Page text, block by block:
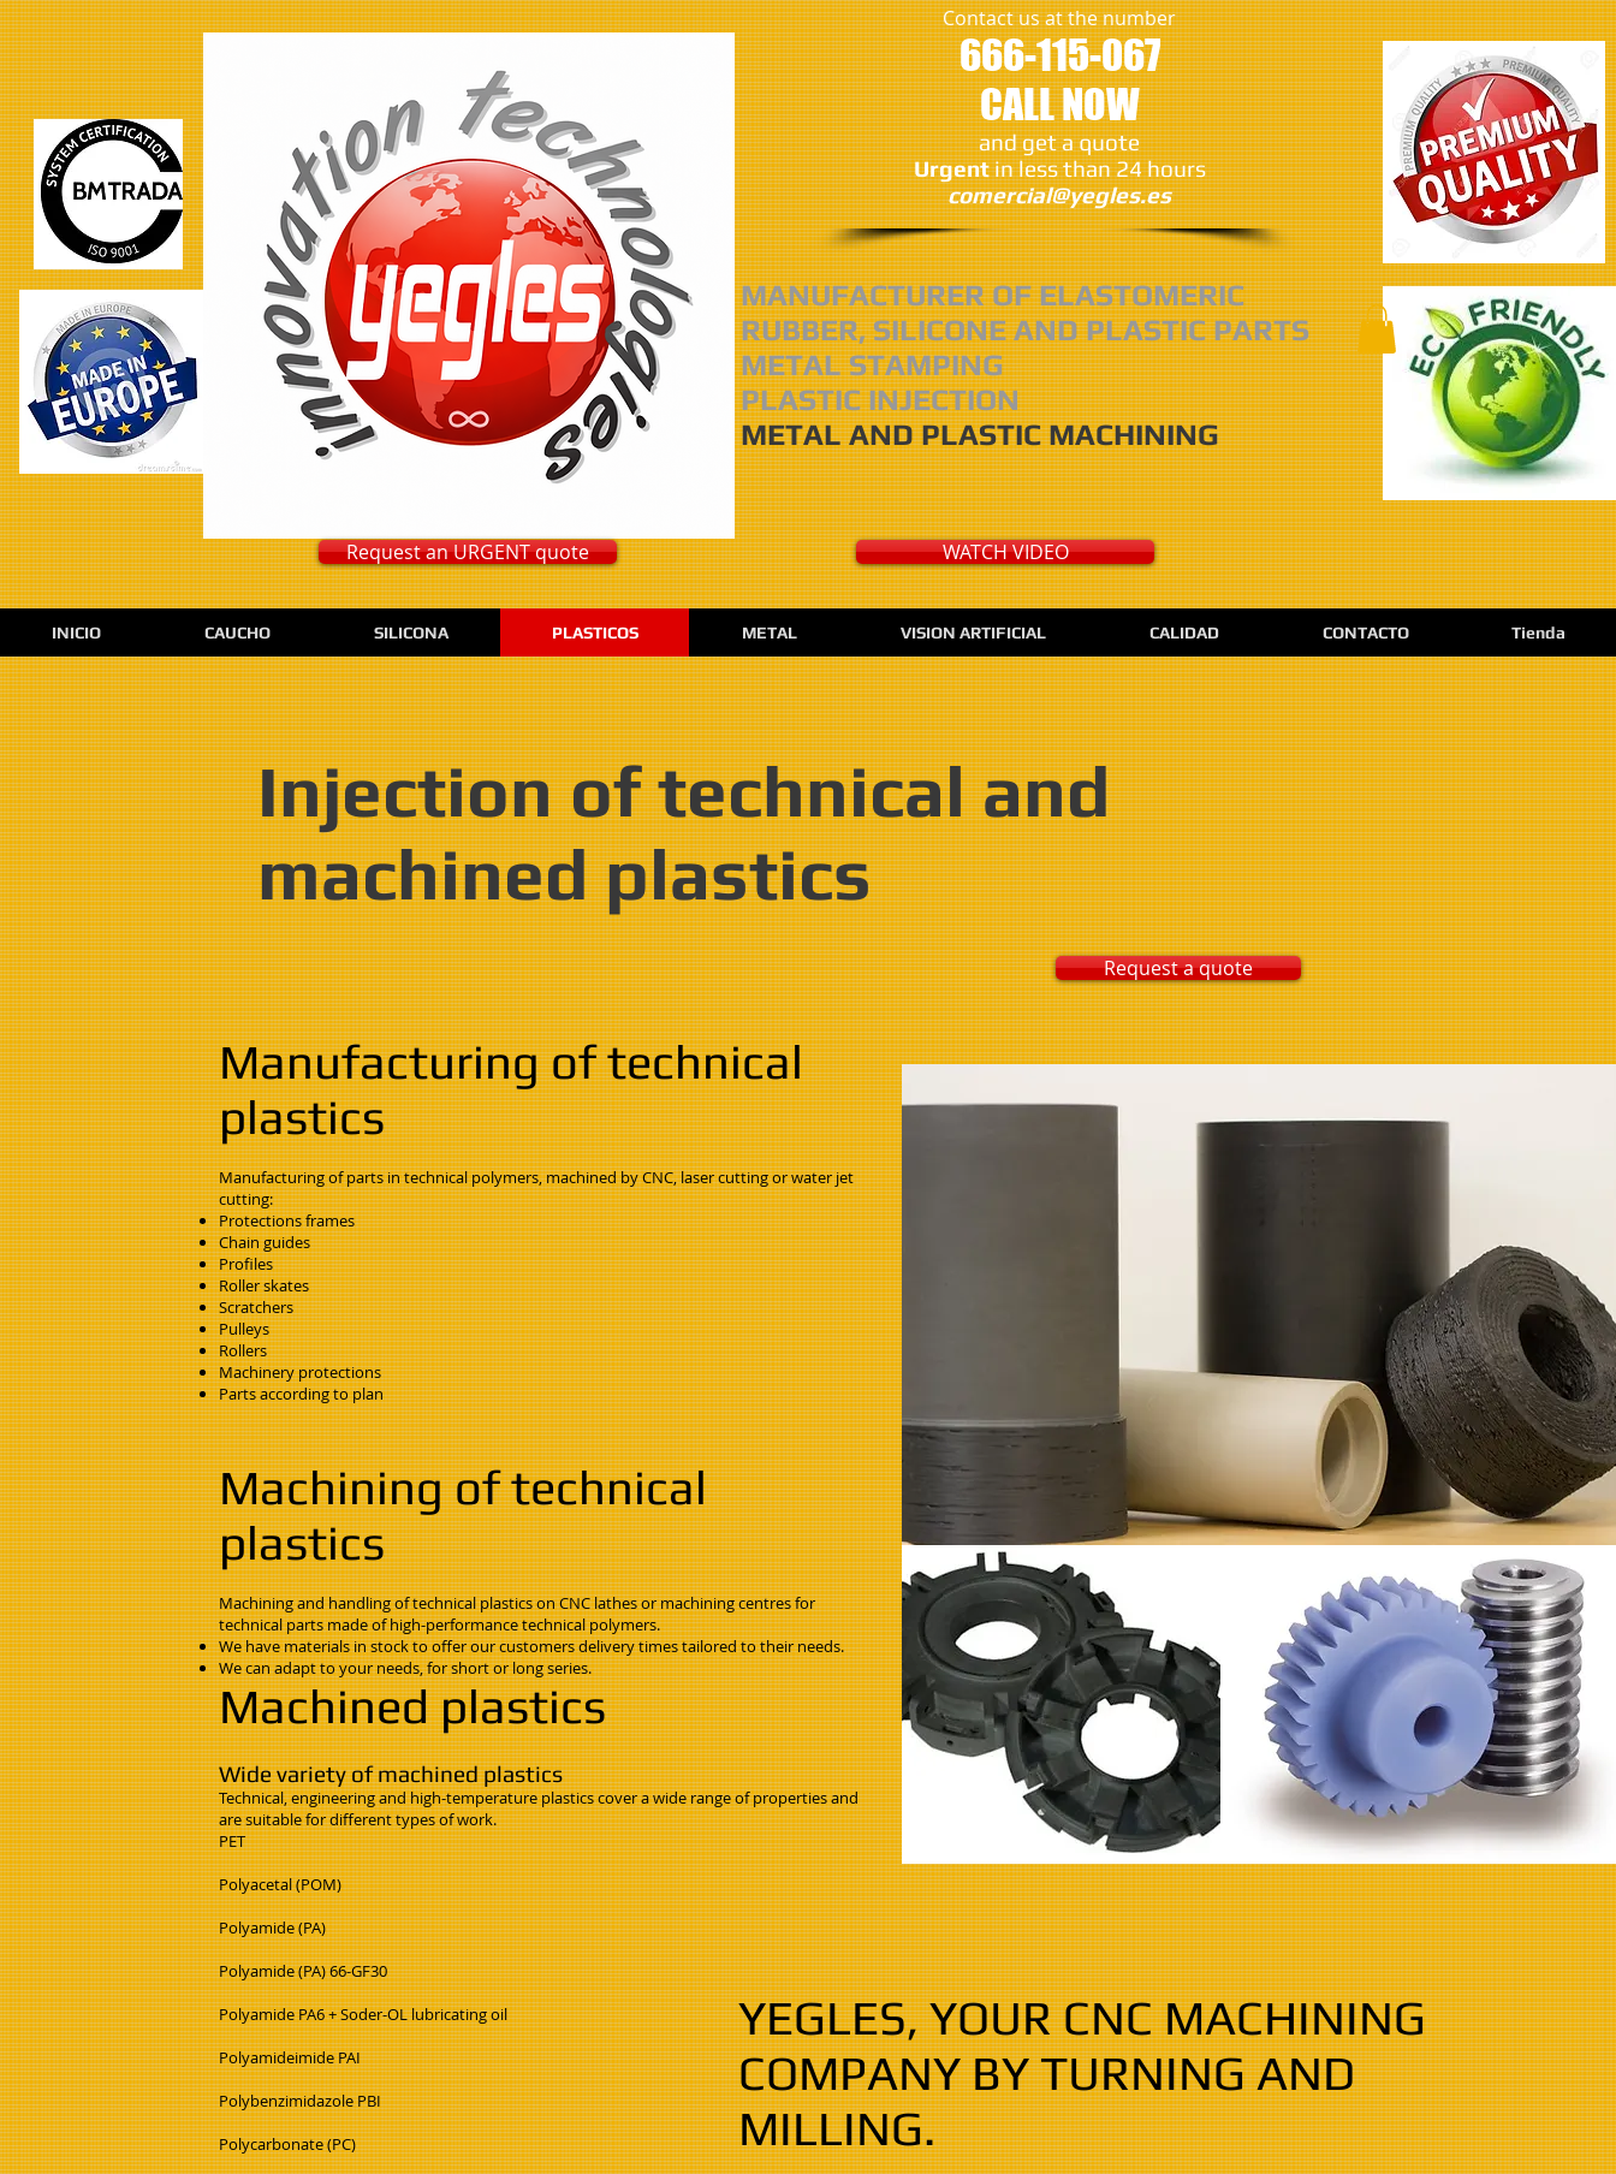
Request an URGENT quote
Contact us at the number
666-115-067
CALL NOW
and get a quote
Urgentin less than 24 hours
comercial@yegles.es
MANUFACTURER OF ELASTOMERIC
RUBBER, SILICONE AND PLASTIC PARTS
METAL STAMPING
PLASTIC INJECTION
METAL AND PLASTIC MACHINING
WATCH VIDEO
INICIO CAUCHO SILICONA PLASTICOS METAL VISION ARTIFICIAL CALIDAD CONTACTO Tienda
Injection of technical and
machined plastics
Request a quote
Manufacturing of technical
plastics
Manufacturing of parts in technical polymers, machined by CNC, laser cutting or water jet
cutting:
Protections frames
Chain guides
Profiles
Roller skates
Scratchers
Pulleys
Rollers
Machinery protections
Parts according to plan
Machining of technical
plastics
Machining and handling of technical plastics on CNC lathes or machining centres for
technical parts made of high-performance technical polymers.
We have materials in stock to offer our customers delivery times tailored to their needs.
We can adapt to your needs, for short or long series.
Machined plastics
Wide variety of machined plastics
Technical, engineering and high-temperature plastics cover a wide range of properties and
are suitable for different types of work.
PET
Polyacetal (POM)
Polyamide (PA)
Polyamide (PA) 66-GF30
Polyamide PA6 + Soder-OL lubricating oil
Polyamideimide PAI
Polybenzimidazole PBI
Polycarbonate (PC)
YEGLES, YOUR CNC MACHINING
COMPANY BY TURNING AND
MILLING.